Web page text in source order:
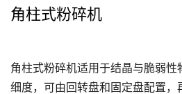
角柱式粉碎机
角柱式粉碎机适用于结晶与脆弱性
细度，可由回转盘和固定盘配置，